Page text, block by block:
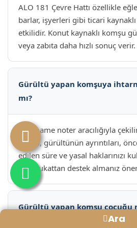
Ara
ALO 181 Çevre Hattı özellikle
barlar, işyerleri gibi ticari
etkilidir. Konut kaynaklı komşu
veya zabıta daha hızlı sonuç verir.
Gürültü yapan komşuya
mı?
İhtarname noter aracılığıyla
adresi, gürültünün ayrıntıları,
edilen süre ve yasal haklarınızı
Bir avukattan destek almanız
Gürültü yapan komşu çocuğu